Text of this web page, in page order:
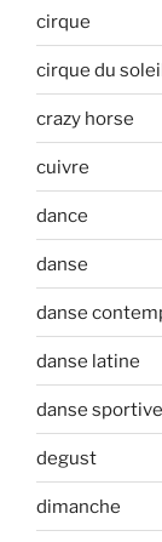
cirque
cirque du
crazy horse
cuivre
dance
danse
danse
danse latine
danse sportive
degust
dimanche